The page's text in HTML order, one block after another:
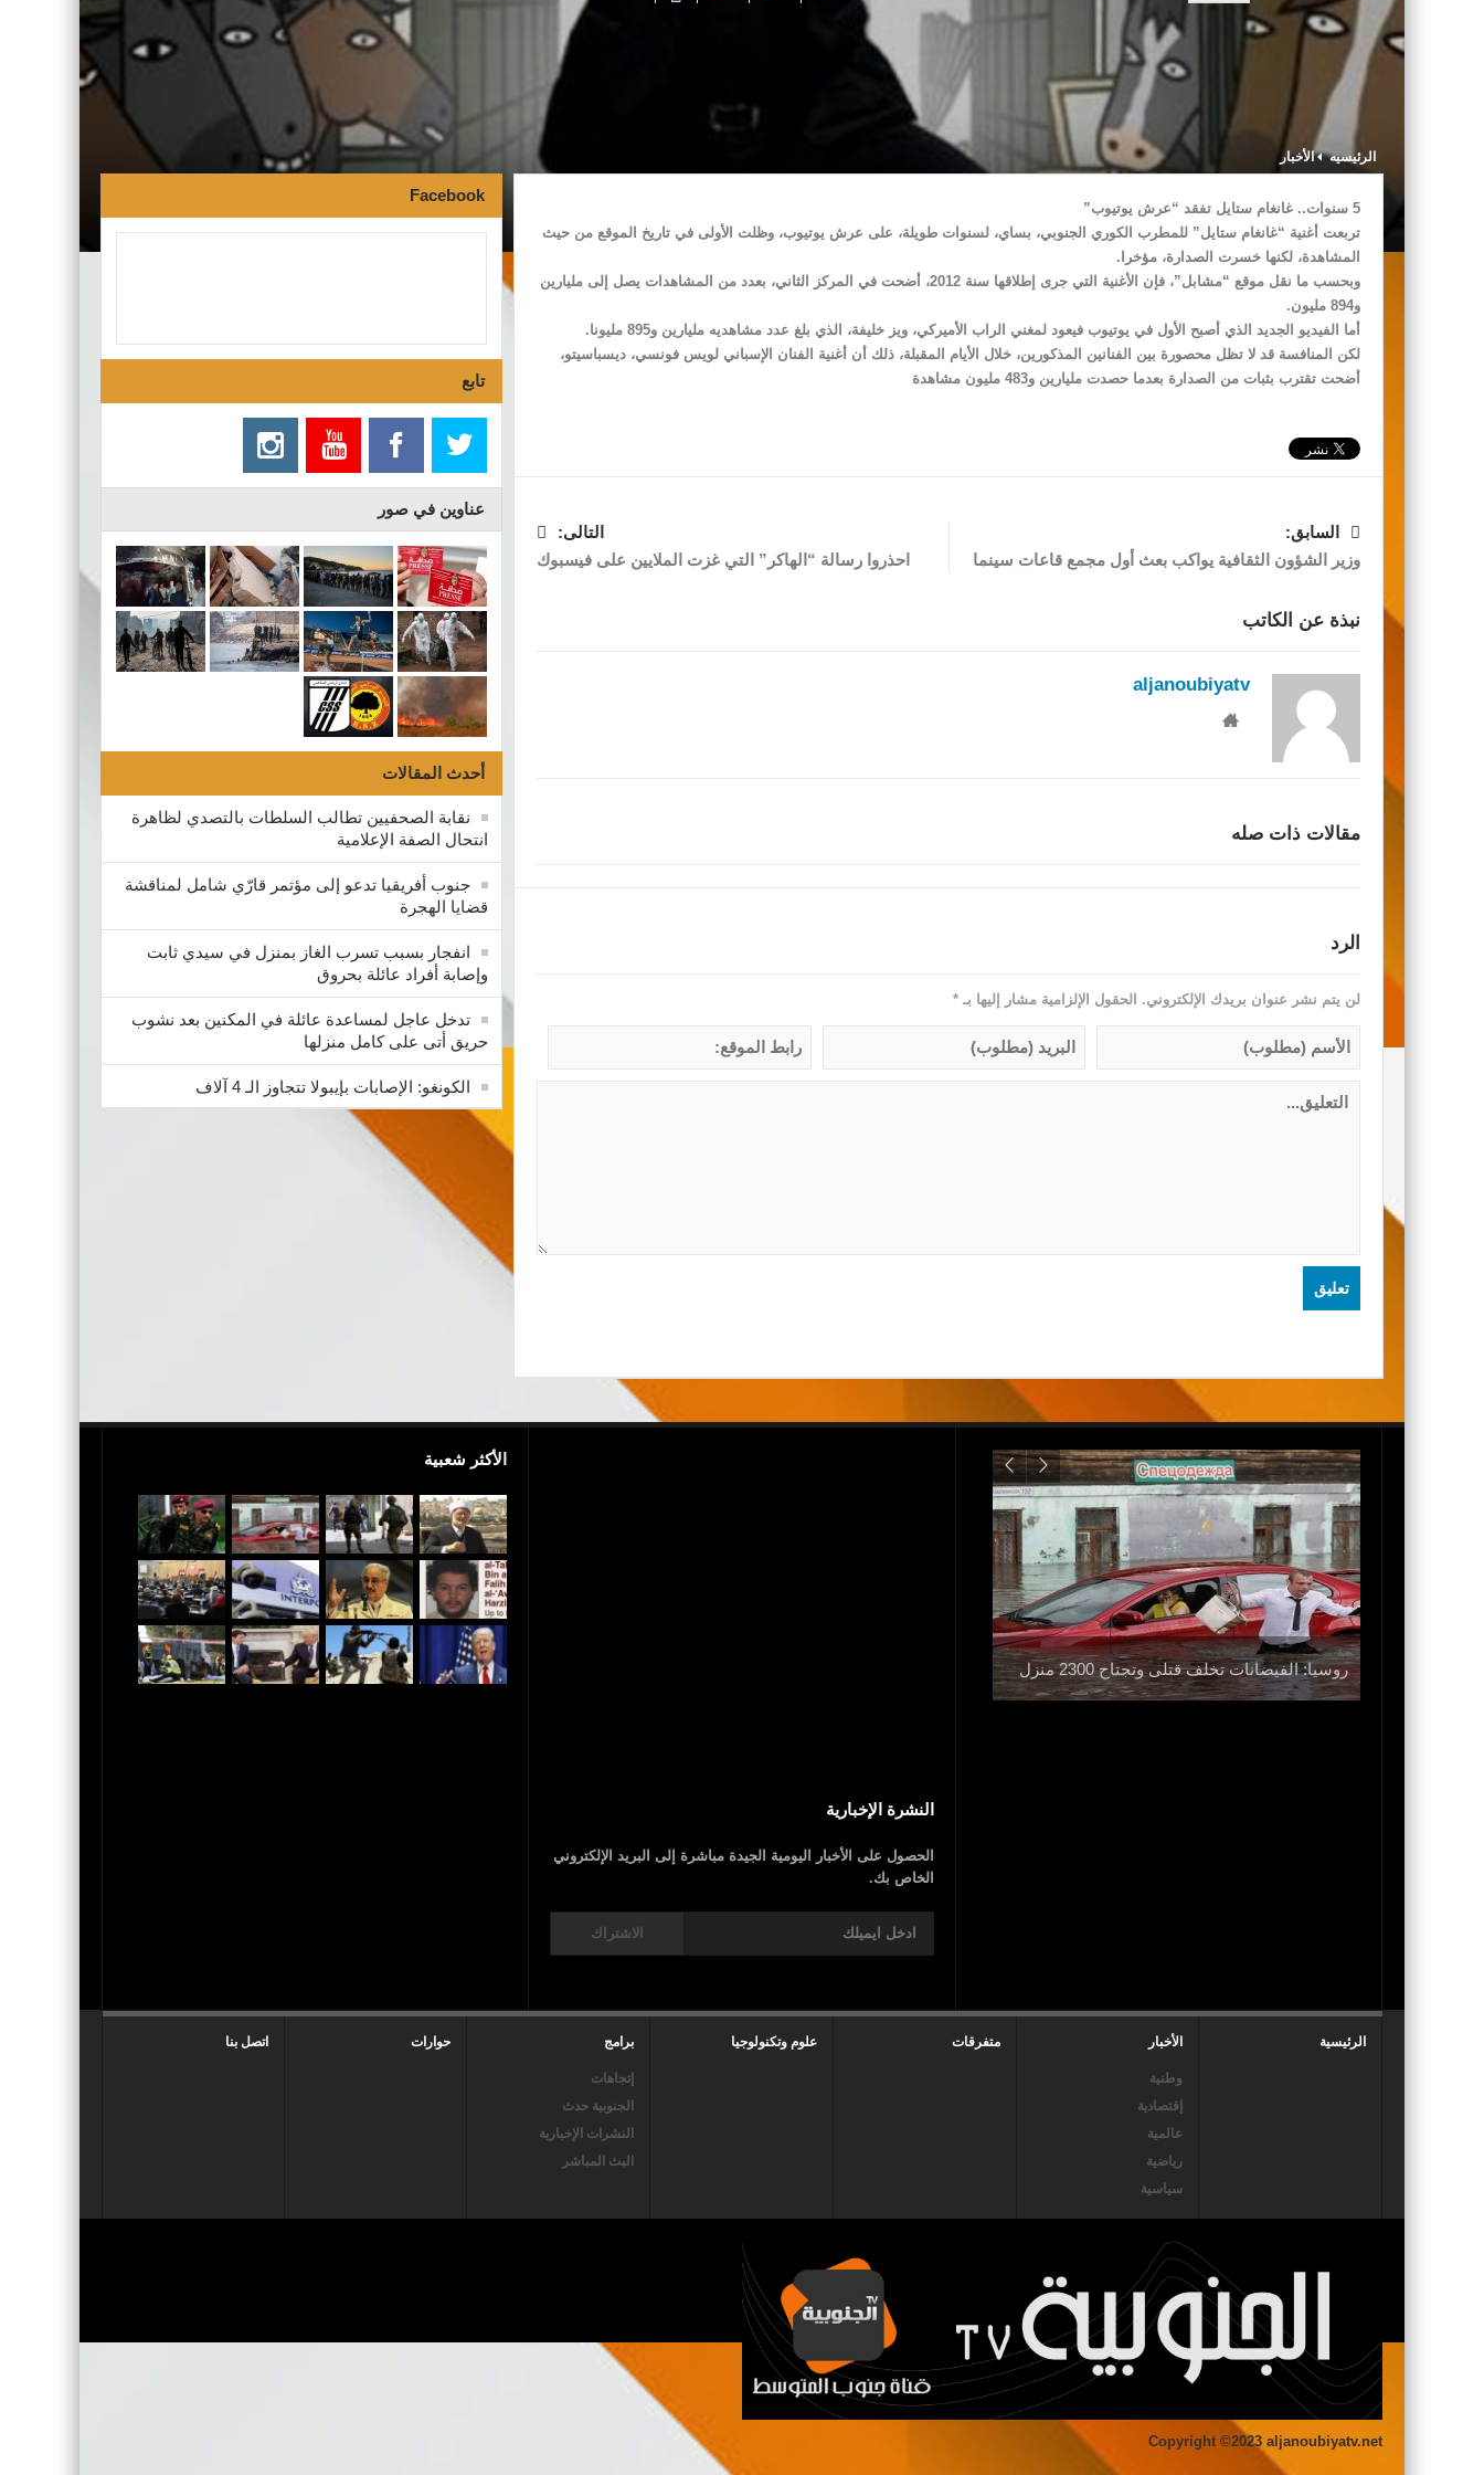
الرئيسيه الأخبار
5 سنوات.. غانغام ستايل تفقد “عرش يوتيوب”
تربعت أغنية “غانغام ستايل” للمطرب الكوري الجنوبي، بساي، لسنوات طويلة، على عرش يوتيوب، وظلت الأولى في تاريخ الموقع من حيث
المشاهدة، لكنها خسرت الصدارة، مؤخرا.
وبحسب ما نقل موقع “مشابل”، فإن الأغنية التي جرى إطلاقها سنة 2012، أضحت في المركز الثاني، بعدد من المشاهدات يصل إلى مليارين
و894 مليون.
أما الفيديو الجديد الذي أصبح الأول في يوتيوب فيعود لمغني الراب الأميركي، ويز خليفة، الذي بلغ عدد مشاهديه مليارين و895 مليونا.
لكن المنافسة قد لا تظل محصورة بين الفنانين المذكورين، خلال الأيام المقبلة، ذلك أن أغنية الفنان الإسباني لويس فونسي، ديسباسيتو،
أضحت تقترب بثبات من الصدارة بعدما حصدت مليارين و483 مليون مشاهدة
السابق:
وزير الشؤون الثقافية يواكب بعث أول مجمع قاعات سينما
التالى:
احذروا رسالة “الهاكر” التي غزت الملايين على فيسبوك
نبذة عن الكاتب
aljanoubiyatv
مقالات ذات صله
الرد
لن يتم نشر عنوان بريدك الإلكتروني. الحقول الإلزامية مشار إليها بـ *
Facebook
تابع
عناوين في صور
أحدث المقالات
نقابة الصحفيين تطالب السلطات بالتصدي لظاهرة
انتحال الصفة الإعلامية
جنوب أفريقيا تدعو إلى مؤتمر قارّي شامل لمناقشة
قضايا الهجرة
انفجار بسبب تسرب الغاز بمنزل في سيدي ثابت
وإصابة أفراد عائلة بحروق
تدخل عاجل لمساعدة عائلة في المكنين بعد نشوب
حريق أتى على كامل منزلها
الكونغو: الإصابات بإيبولا تتجاوز الـ 4 آلاف
روسيا: الفيضانات تخلف قتلى وتجتاح 2300 منزل
بالفيديو.. مجزرة إسرائيلية.. 40 شهيدا فلسطينيا
عاجل..ترامب يعلن القدس عاصمة
النشرة الإخبارية
الحصول على الأخبار اليومية الجيدة مباشرة إلى البريد الإلكتروني
الخاص بك.
الاشتراك
الأكثر شعبية
الرئيسية الأخبار
وطنية
إقتصادية
عالمية
رياضية
سياسية
متفرقات علوم وتكنولوجيا برامج
إتجاهات
الجنوبية حدث
النشرات الإخبارية
البث المباشر
حوارات اتصل بنا
Copyright ©2023 aljanoubiyatv.net